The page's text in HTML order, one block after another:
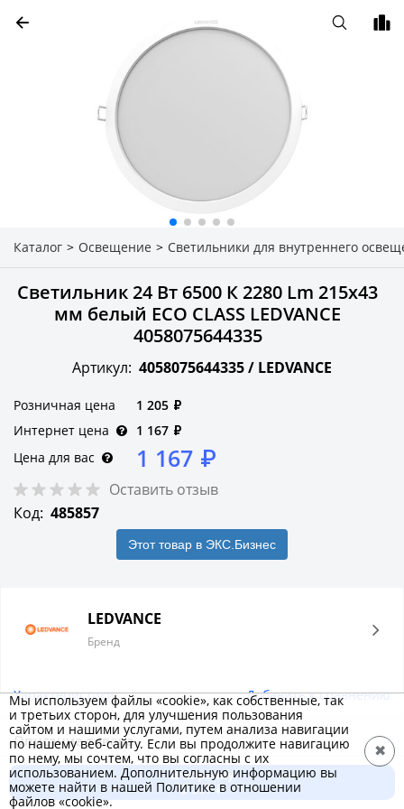
Каталог > Освещение > Светильники для внутреннего
Светильник 24 Вт 6500 К 2280 Lm 215x43
мм белый ECO CLASS LEDVANCE
4058075644335
Артикул: 4058075644335 / LEDVANCE
Розничная цена 1 205 ₽
Интернет цена
1 167 ₽
Цена для вас
1 167 ₽
Оставить отзыв
Код: 485857
Этот товар в ЭКС.Бизнес
LEDVANCE
Бренд
Характеристики Добавить к сравнению
Описание товара
ОБЛАСТИ ПРИМЕНЕНИЯ
– Прямая замена светильников с компактными
В корзину
1 167 ₽
Мы используем файлы «cookie», как собственные, так
и третьих сторон, для улучшения пользования
сайтом и нашими услугами, путем анализа навигации
по нашему веб-сайту. Если вы продолжите навигацию
по нему, мы сочтем, что вы согласны с их
использованием. Дополнительную информацию вы
можете найти в нашей Политике в отношении
файлов «cookie».
✖